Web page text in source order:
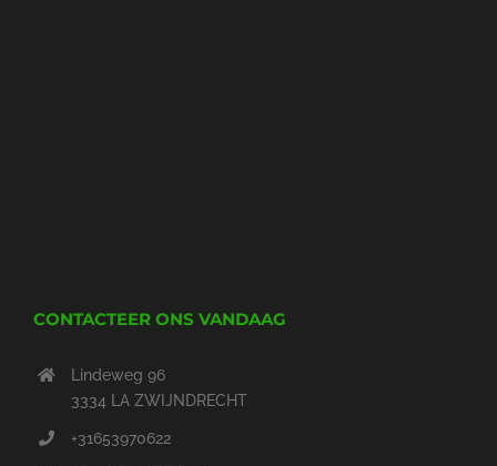
CONTACTEER ONS VANDAAG
Lindeweg 96
3334 LA ZWIJNDRECHT
+31653970622